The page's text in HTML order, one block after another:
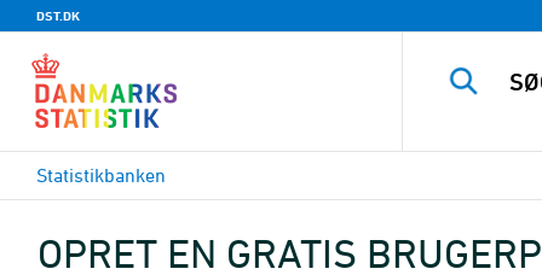
DST.DK
Statistikbanken
OPRET EN GRATIS